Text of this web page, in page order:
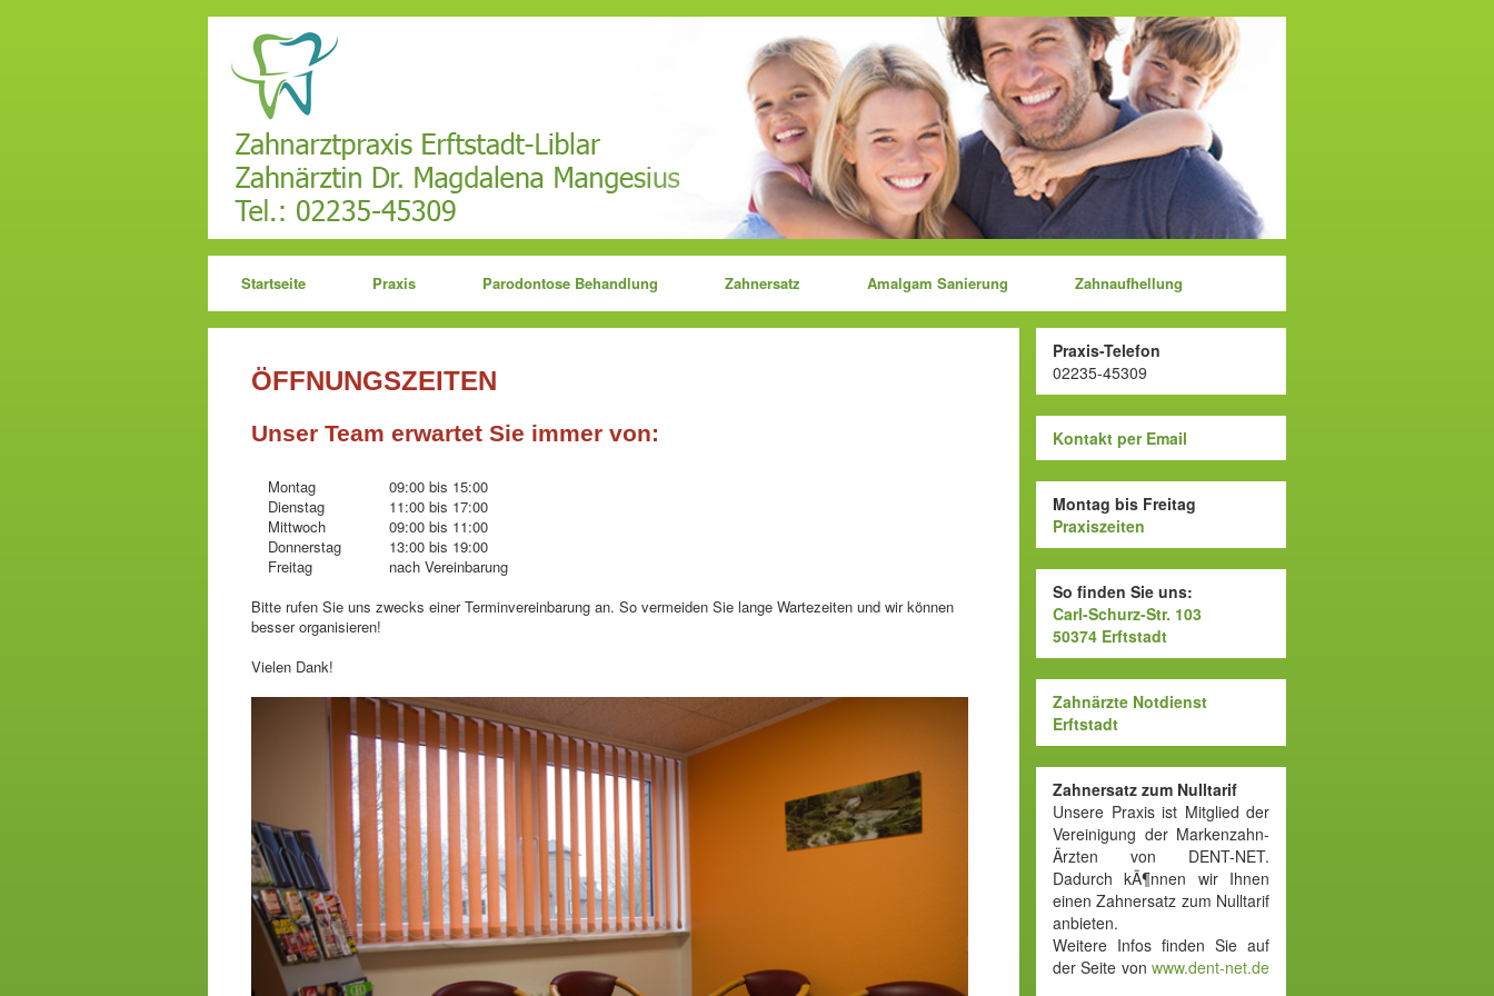
Startseite Praxis Parodontose Behandlung Zahnersatz Amalgam Sanierung Zahnaufhellung
ÖFFNUNGSZEITEN
Unser Team erwartet Sie immer von:
Montag
Dienstag
Mittwoch
Donnerstag
Freitag
09:00 bis 15:00
11:00 bis 17:00
09:00 bis 11:00
13:00 bis 19:00
nach Vereinbarung
Bitte rufen Sie uns zwecks einer Terminvereinbarung an. So vermeiden Sie lange Wartezeiten und wir können
besser organisieren!
Vielen Dank!
Praxis-Telefon
02235-45309
Kontakt per Email
Montag bis Freitag
Praxiszeiten
So finden Sie uns:
Carl-Schurz-Str. 103
50374 Erftstadt
Zahnärzte Notdienst
Erftstadt
Zahnersatz zum Nulltarif
Unsere Praxis ist Mitglied der
Vereinigung der Markenzahn-
Ärzten von DENT-NET.
Dadurch kÃ¶nnen wir Ihnen
einen Zahnersatz zum Nulltarif
anbieten.
Weitere Infos finden Sie auf
der Seite von www.dent-net.de